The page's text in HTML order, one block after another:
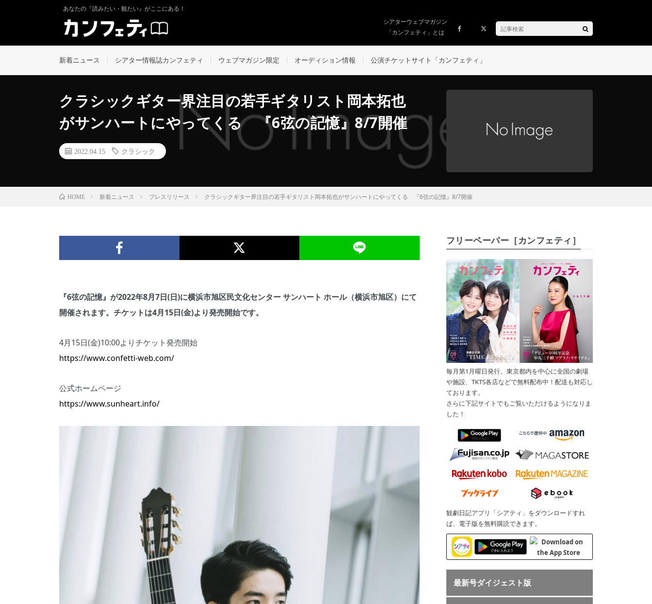
あなたの『読みたい・観たい』がここにある！
シアターウェブマガジン
「カンフェティ」とは
新着ニュース シアター情報誌カンフェティ ウェブマガジン限定 オーディション情報 公演チケットサイト「カンフェティ」
クラシックギター界注目の若手ギタリスト岡本拓也
がサンハートにやってくる 『6弦の記憶』8/7開催
2022.04.15 クラシック
HOME 新着ニュース プレスリリース クラシックギター界注目の若手ギタリスト岡本拓也がサンハートにやってくる 『6弦の記憶』8/7開催
『6弦の記憶』が2022年8月7日(日)に横浜市旭区民文化センター サンハート ホール（横浜市旭区）にて
開催されます。チケットは4月15日(金)より発売開始です。
4月15日(金)10:00よりチケット発売開始
https://www.confetti-web.com/
公式ホームページ
https://www.sunheart.info/
フリーペーパー［カンフェティ］
毎月第1月曜日発行。東京都内を中心に全国の劇場
や施設、TKTS各店などで無料配布中！配送も対応し
ております。
さらに下記サイトでもご覧いただけるようになりま
した！
観劇日記アプリ「シアティ」をダウンロードすれ
ば、電子版を無料購読できます。
最新号ダイジェスト版